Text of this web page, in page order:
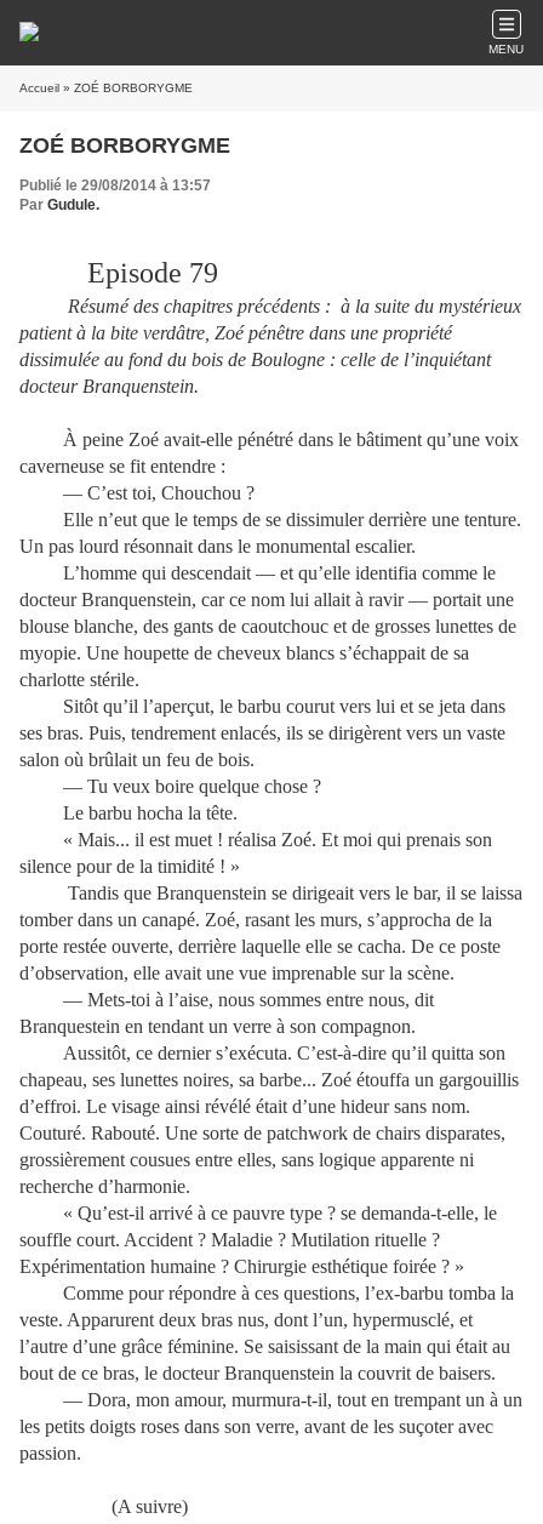
MENU
Accueil » ZOÉ BORBORYGME
ZOÉ BORBORYGME
Publié le 29/08/2014 à 13:57
Par Gudule.
Episode 79
Résumé des chapitres précédents : à la suite du mystérieux
patient à la bite verdâtre, Zoé pénêtre dans une propriété
dissimulée au fond du bois de Boulogne : celle de l’inquiétant
docteur Branquenstein.
À peine Zoé avait-elle pénétré dans le bâtiment qu’une voix
caverneuse se fit entendre :
— C’est toi, Chouchou ?
Elle n’eut que le temps de se dissimuler derrière une tenture.
Un pas lourd résonnait dans le monumental escalier.
L’homme qui descendait — et qu’elle identifia comme le
docteur Branquenstein, car ce nom lui allait à ravir — portait une
blouse blanche, des gants de caoutchouc et de grosses lunettes de
myopie. Une houpette de cheveux blancs s’échappait de sa
charlotte stérile.
Sitôt qu’il l’aperçut, le barbu courut vers lui et se jeta dans
ses bras. Puis, tendrement enlacés, ils se dirigèrent vers un vaste
salon où brûlait un feu de bois.
— Tu veux boire quelque chose ?
Le barbu hocha la tête.
« Mais... il est muet ! réalisa Zoé. Et moi qui prenais son
silence pour de la timidité ! »
Tandis que Branquenstein se dirigeait vers le bar, il se laissa
tomber dans un canapé. Zoé, rasant les murs, s’approcha de la
porte restée ouverte, derrière laquelle elle se cacha. De ce poste
d’observation, elle avait une vue imprenable sur la scène.
— Mets-toi à l’aise, nous sommes entre nous, dit
Branquestein en tendant un verre à son compagnon.
Aussitôt, ce dernier s’exécuta. C’est-à-dire qu’il quitta son
chapeau, ses lunettes noires, sa barbe... Zoé étouffa un gargouillis
d’effroi. Le visage ainsi révélé était d’une hideur sans nom.
Couturé. Rabouté. Une sorte de patchwork de chairs disparates,
grossièrement cousues entre elles, sans logique apparente ni
recherche d’harmonie.
« Qu’est-il arrivé à ce pauvre type ? se demanda-t-elle, le
souffle court. Accident ? Maladie ? Mutilation rituelle ?
Expérimentation humaine ? Chirurgie esthétique foirée ? »
Comme pour répondre à ces questions, l’ex-barbu tomba la
veste. Apparurent deux bras nus, dont l’un, hypermusclé, et
l’autre d’une grâce féminine. Se saisissant de la main qui était au
bout de ce bras, le docteur Branquenstein la couvrit de baisers.
— Dora, mon amour, murmura-t-il, tout en trempant un à un
les petits doigts roses dans son verre, avant de les suçoter avec
passion.
(A suivre)